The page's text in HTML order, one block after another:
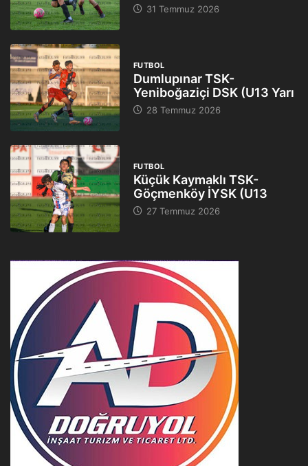
31 Temmuz 2026
FUTBOL
Dumlupınar TSK-
Yeniboğaziçi DSK (U13 Yarı
28 Temmuz 2026
FUTBOL
Küçük Kaymaklı TSK-
Göçmenköy İYSK (U13
27 Temmuz 2026